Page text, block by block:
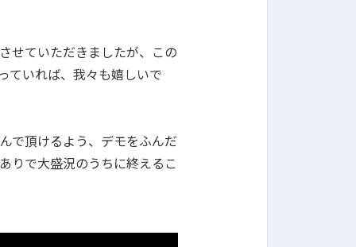
せていただきましたが、この
ていれば、我々も嬉しいで
で頂けるよう、デモをふんだ
りで大盛況のうちに終えるこ